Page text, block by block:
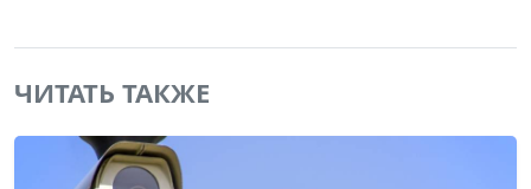
ЧИТАТЬ ТАКЖЕ